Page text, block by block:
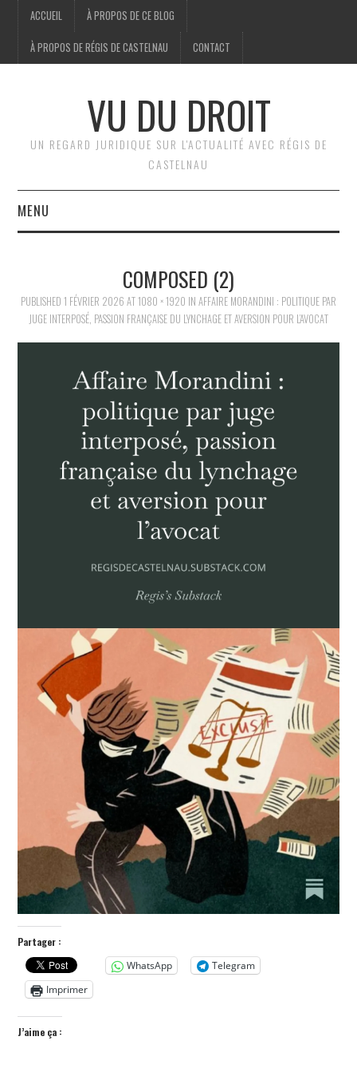
ACCUEIL À PROPOS DE CE BLOG
À PROPOS DE RÉGIS DE CASTELNAU CONTACT
VU DU DROIT
UN REGARD JURIDIQUE SUR L'ACTUALITÉ AVEC RÉGIS DE
CASTELNAU
MENU
BRÈVES
POLITIQUE
HISTOIRE
CULTURE
COMPOSED (2)
PUBLISHED 1 FÉVRIER 2026 AT1080 × 1920 IN AFFAIRE MORANDINI : POLITIQUE PAR
JUGE INTERPOSÉ, PASSION FRANÇAISE DU LYNCHAGE ET AVERSION POUR L’AVOCAT
Partager :
WhatsApp
Telegram
Imprimer
J’aime ça :